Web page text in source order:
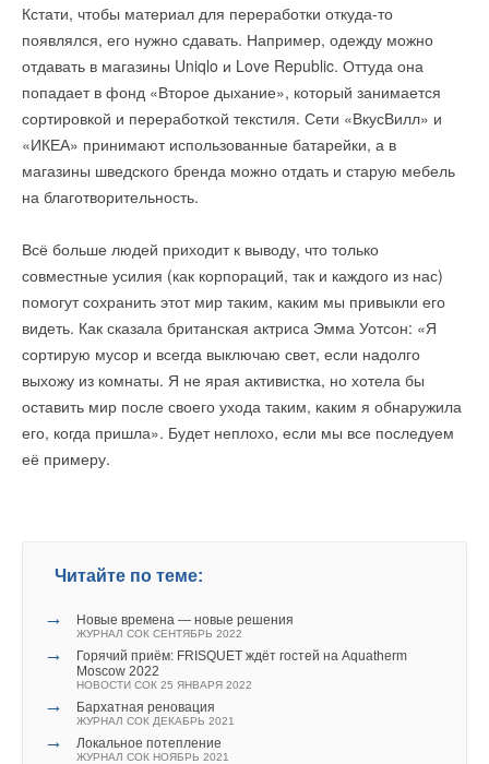
Кстати, чтобы материал для переработки откуда-то
появлялся, его нужно сдавать. Например, одежду можно
отдавать в магазины Uniqlo и Love Republic. Оттуда она
попадает в фонд «Второе дыхание», который занимается
сортировкой и переработкой текстиля. Сети «ВкусВилл» и
«ИКЕА» принимают использованные батарейки, а в
магазины шведского бренда можно отдать и старую мебель
на благотворительность.
Всё больше людей приходит к выводу, что только
совместные усилия (как корпораций, так и каждого из нас)
помогут сохранить этот мир таким, каким мы привыкли его
видеть. Как сказала британская актриса Эмма Уотсон: «Я
сортирую мусор и всегда выключаю свет, если надолго
выхожу из комнаты. Я не ярая активистка, но хотела бы
оставить мир после своего ухода таким, каким я обнаружила
его, когда пришла». Будет неплохо, если мы все последуем
её примеру.
Читайте по теме:
→ Новые времена — новые решения
ЖУРНАЛ СОК СЕНТЯБРЬ 2022
→
Горячий приём: FRISQUET ждёт гостей на Aquatherm
Moscow 2022
НОВОСТИ СОК 25 ЯНВАРЯ 2022
→ Бархатная реновация
ЖУРНАЛ СОК ДЕКАБРЬ 2021
→ Локальное потепление
ЖУРНАЛ СОК НОЯБРЬ 2021